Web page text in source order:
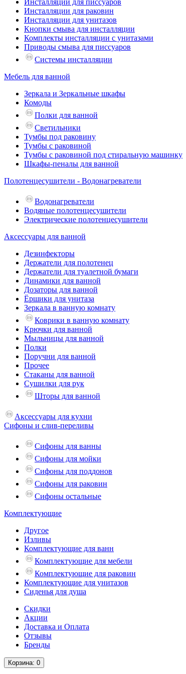
Инсталляции для писсуаров
Инсталляции для раковин
Инсталляции для унитазов
Кнопки смыва для инсталляции
Комплекты инсталляции с унитазами
Приводы смыва для писсуаров
Системы инсталляции
Мебель для ванной
Зеркала и Зеркальные шкафы
Комоды
Полки для ванной
Светильники
Тумбы под раковину
Тумбы с раковиной
Тумбы с раковиной под стиральную машинку
Шкафы-пеналы для ванной
Полотенцесушители - Водонагреватели
Водонагреватели
Водяные полотенцесушители
Электрические полотенцесушители
Аксессуары для ванной
Дезинфекторы
Держатели для полотенец
Держатели для туалетной бумаги
Динамики для ванной
Дозаторы для ванной
Ёршики для унитаза
Зеркала в ванную комнату
Коврики в ванную комнату
Крючки для ванной
Мыльницы для ванной
Полки
Поручни для ванной
Прочее
Стаканы для ванной
Сушилки для рук
Шторы для ванной
Аксессуары для кухни
Сифоны и слив-переливы
Сифоны для ванны
Сифоны для мойки
Сифоны для поддонов
Сифоны для раковин
Сифоны остальные
Комплектующие
Другое
Изливы
Комплектующие для ванн
Комплектующие для мебели
Комплектующие для раковин
Комплектующие для унитазов
Сиденья для душа
Скидки
Акции
Доставка и Оплата
Отзывы
Бренды
Корзина: 0